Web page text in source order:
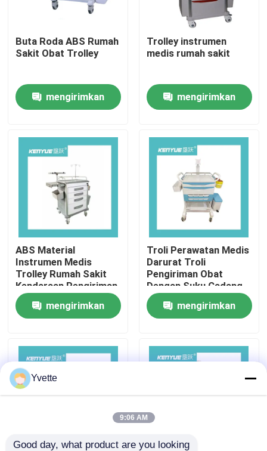
Rumah
Tentang Kami
Tur Pabrik
Kontrol Kualitas
Hubungi Kami
Kasus
Aksesori Meja Kebidanan
Buta Roda ABS Rumah
Sakit Obat Trolley
mengirimkan
Trolley instrumen
medis rumah sakit
mengirimkan
ABS Material
Instrumen Medis
Trolley Rumah Sakit
Kendaraan Pengiriman
Obat Khusus
mengirimkan
Troli Perawatan Medis
Darurat Troli
Pengiriman Obat
Dengan Suku Cadang
Opsional
mengirimkan
Yvette
9:06 AM
Good day, what product are you looking